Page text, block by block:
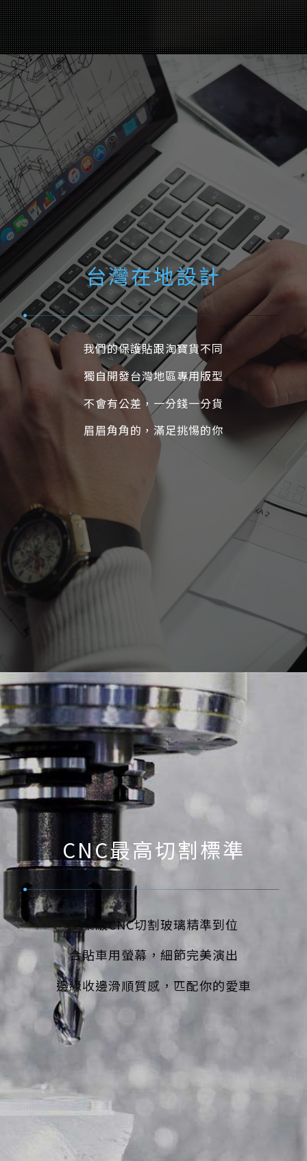
台灣在地設計
我們的保護貼跟淘寶貨不同
獨自開發台灣地區專用版型
不會有公差，一分錢一分貨
眉眉角角的，滿足挑惕的你
CNC最高切割標準
工業級CNC切割玻璃精準到位
合貼車用螢幕，細節完美演出
邊緣收邊滑順質感，匹配你的愛車